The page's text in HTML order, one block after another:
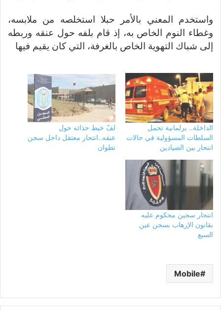
واستخدم المعني بالأمر حبلا استخلصه من ملابسه،
وغطاء النوم الخاص به، إذ قام بلفه حول عنقه وربطه
إلى شباك التهوية الخاص بالغرفة، التي كان يقيم فيها
الداخلة.. برلمانية تحمل
السلطات المسؤولية في حالات
انتحار بين الصيادين
لفّ خيط حذائه حول
عنقه..انتحار معتقل داخل سجن
تطوان
انتحار سجين محكوم عليه
بقانون الإرهاب بسجن عين
السبع
Mobile